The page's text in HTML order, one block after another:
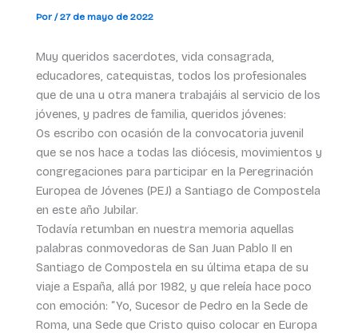
Por /27 de mayo de 2022
Muy queridos sacerdotes, vida consagrada,
educadores, catequistas, todos los profesionales
que de una u otra manera trabajáis al servicio de los
jóvenes, y padres de familia, queridos jóvenes:
Os escribo con ocasión de la convocatoria juvenil
que se nos hace a todas las diócesis, movimientos y
congregaciones para participar en la Peregrinación
Europea de Jóvenes (PEJ) a Santiago de Compostela
en este año Jubilar.
Todavía retumban en nuestra memoria aquellas
palabras conmovedoras de San Juan Pablo II en
Santiago de Compostela en su última etapa de su
viaje a España, allá por 1982, y que releía hace poco
con emoción: “Yo, Sucesor de Pedro en la Sede de
Roma, una Sede que Cristo quiso colocar en Europa